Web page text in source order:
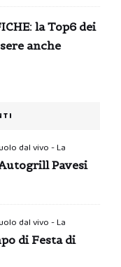
la Top6 dei
anche
dal vivo - La
Pavesi
dal vivo - La
di Festa di